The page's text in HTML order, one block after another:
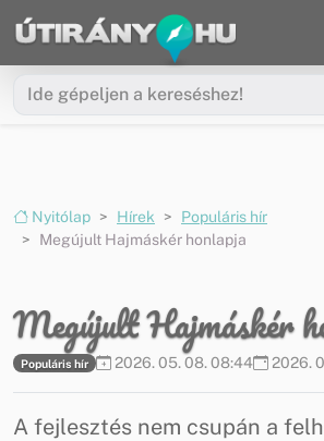
Ugrás a menüre
Ugrás a tartalomra
Nyitólap Hírek
Populáris hír
Megújult Hajmáskér honlapja
Megújult Hajmáskér
Populáris hír 2026. 05. 08. 08:44 2026.
A fejlesztés nem csupán a